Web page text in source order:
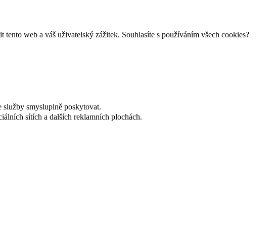
web a váš uživatelský zážitek. Souhlasíte s používáním všech cookies?
služby smysluplně poskytovat.
sítích a dalších reklamních plochách.